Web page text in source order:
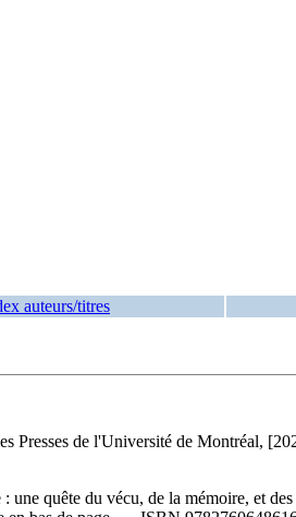
auteurs/titres
Presses de l'Université de Montréal,
quête du vécu, de la mémoire, et